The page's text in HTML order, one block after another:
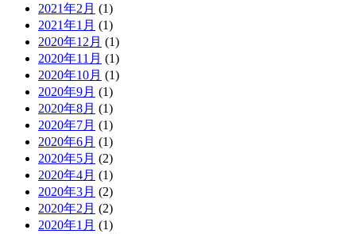
2021年2月 (1)
2021年1月 (1)
2020年12月 (1)
2020年11月 (1)
2020年10月 (1)
2020年9月 (1)
2020年8月 (1)
2020年7月 (1)
2020年6月 (1)
2020年5月 (2)
2020年4月 (1)
2020年3月 (2)
2020年2月 (2)
2020年1月 (1)